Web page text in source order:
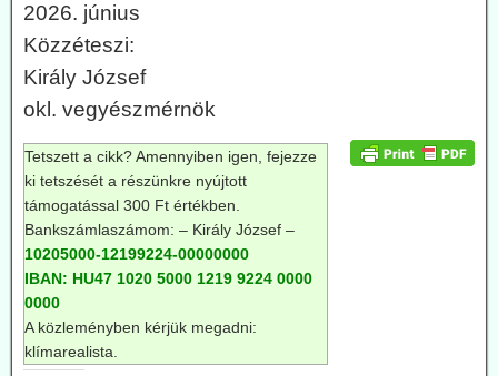
2026. június
Közzéteszi:
Király József
okl. vegyészmérnök
Tetszett a cikk? Amennyiben igen, fejezze
ki tetszését a részünkre nyújtott
támogatással 300 Ft értékben.
Bankszámlaszámom: – Király József –
10205000-12199224-00000000
IBAN: HU47 1020 5000 1219 9224 0000
0000
A közleményben kérjük megadni:
klímarealista.